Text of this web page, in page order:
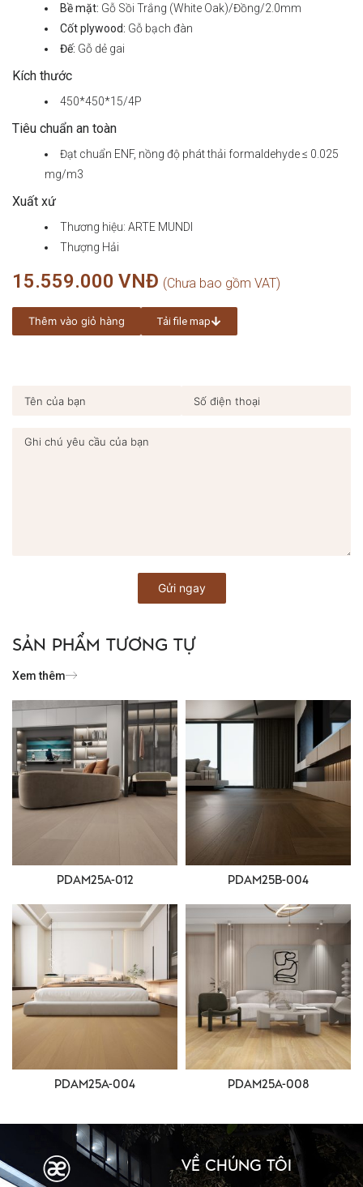
Bề mặt: Gỗ Sồi Trắng (White Oak)/Đồng/2.0mm
Cốt plywood: Gỗ bạch đàn
Đế: Gỗ dẻ gai
Kích thước
450*450*15/4P
Tiêu chuẩn an toàn
Đạt chuẩn ENF, nồng độ phát thải formaldehyde ≤ 0.025
mg/m3
Xuất xứ
Thương hiệu: ARTE MUNDI
Thượng Hải
15.559.000 VNĐ
Thêm vào giỏ hàng Tải file map
SẢN PHẨM TƯƠNG TỰ
Xem thêm
PDAM25A-012 PDAM25B-004
PDAM25A-004 PDAM25A-008
VỀ CHÚNG TÔI